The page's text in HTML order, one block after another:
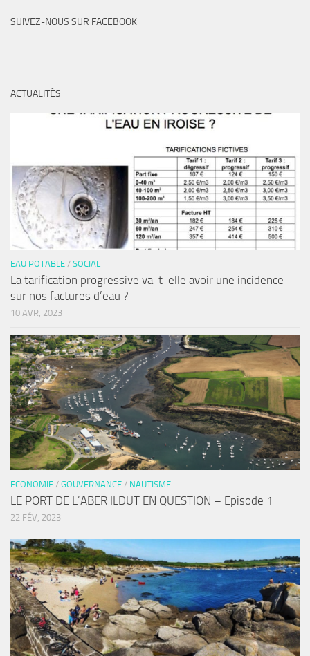
SUIVEZ-NOUS SUR FACEBOOK
ACTUALITÉS
EAU POTABLE / SOCIAL
La tarification progressive va-t-elle avoir une incidence
sur nos factures d’eau ?
10 AVR, 2023
ECONOMIE / GOUVERNANCE / NAUTISME
LE PORT DE L’ABER ILDUT EN QUESTION – Episode 1
22 FÉV, 2023